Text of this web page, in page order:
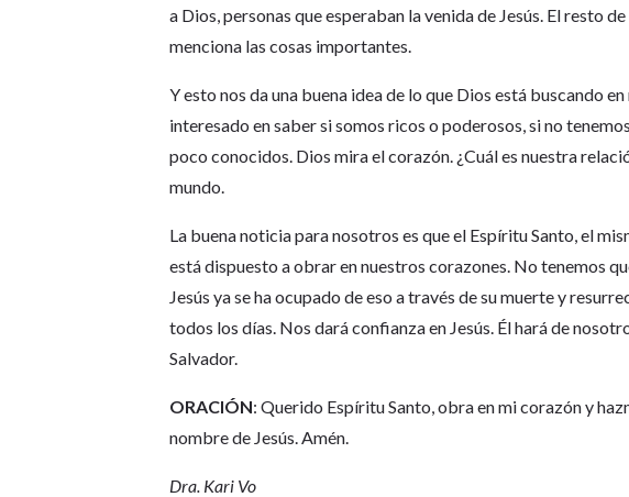
a Dios, personas que esperaban la venida de Jesús. El resto
menciona las cosas importantes.
Y esto nos da una buena idea de lo que Dios está buscando
interesado en saber si somos ricos o poderosos, si no
poco conocidos. Dios mira el corazón. ¿Cuál es nuestra
mundo.
La buena noticia para nosotros es que el Espíritu Santo, el
está dispuesto a obrar en nuestros corazones. No tenemos
Jesús ya se ha ocupado de eso a través de su muerte y
todos los días. Nos dará confianza en Jesús. Él hará de
Salvador.
ORACIÓN: Querido Espíritu Santo, obra en mi corazón y
nombre de Jesús. Amén.
Dra. Kari Vo